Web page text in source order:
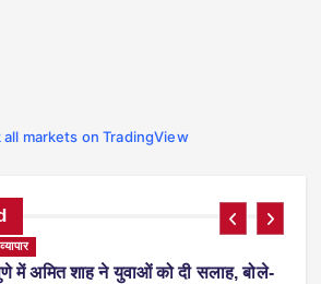
all markets on TradingView
ट्रेंडिंग
वर्ल्ड कप 2026 से लौटते समय एरलिंग